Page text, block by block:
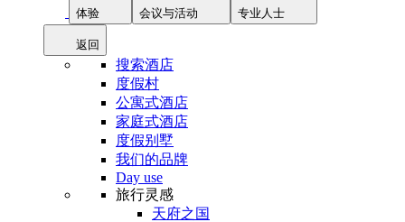
体验 会议与活动 专业人士
返回
搜索酒店
度假村
公寓式酒店
家庭式酒店
度假别墅
我们的品牌
Day use
旅行灵感
天府之国